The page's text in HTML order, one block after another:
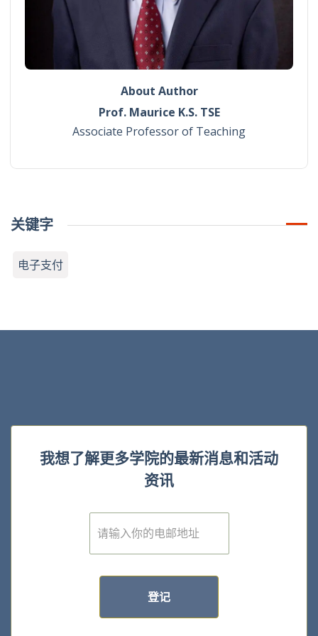
About Author
Prof. Maurice K.S. TSE
Associate Professor of Teaching
关键字
电子支付
我想了解更多学院的最新消息和活动
资讯
E
m
登记